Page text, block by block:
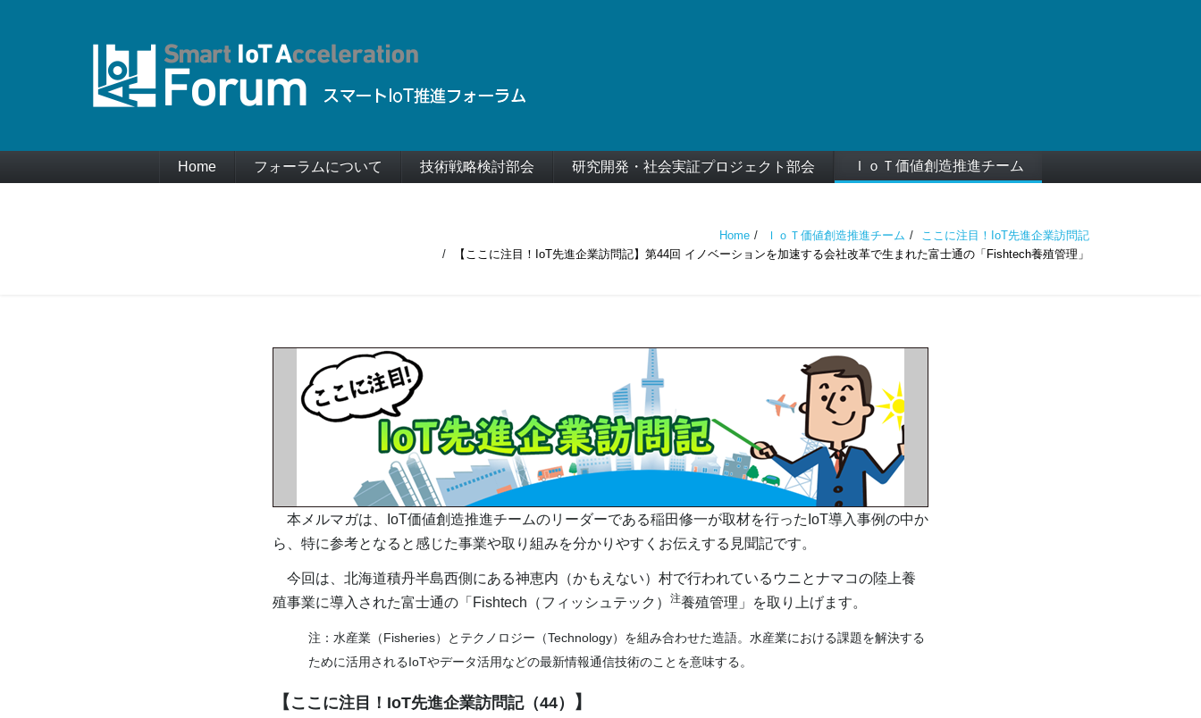
Home フォーラムについて 技術戦略検討部会 研究開発・社会実証プロジェクト部会 ＩｏＴ価値創造推進チーム
Home ＩｏＴ価値創造推進チーム
ここに注目！IoT先進企業訪問記
【ここに注目！IoT先進企業訪問記】第44回 イノベーションを加速する会社改革で生まれた富士通の「Fishtech養殖管理」
本メルマガは、IoT価値創造推進チームのリーダーである稲田修一が取材を行ったIoT導入事例の中か
ら、特に参考となると感じた事業や取り組みを分かりやすくお伝えする見聞記です。
今回は、北海道積丹半島西側にある神恵内（かもえない）村で行われているウニとナマコの陸上養
殖事業に導入された富士通の「Fishtech（フィッシュテック）
注養殖管理」を取り上げます。
注：水産業（Fisheries）とテクノロジー（Technology）を組み合わせた造語。水産業における課題を解決する
ために活用されるIoTやデータ活用などの最新情報通信技術のことを意味する。
【 ここに注目！IoT先進企業訪問記（44）
】